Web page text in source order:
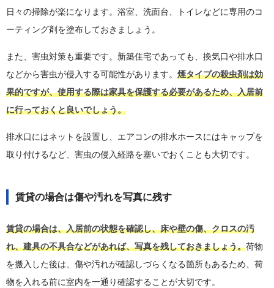
日々の掃除が楽になります。浴室、洗面台、トイレなどに専用のコ
ーティング剤を塗布しておきましょう。
また、害虫対策も重要です。新築住宅であっても、換気口や排水口
などから害虫が侵入する可能性があります。 煙タイプの殺虫剤は効
果的ですが、使用する際は家具を保護する必要があるため、入居前
に行っておくと良いでしょう。
排水口にはネットを設置し、エアコンの排水ホースにはキャップを
取り付けるなど、害虫の侵入経路を塞いでおくことも大切です。
賃貸の場合は傷や汚れを写真に残す
賃貸の場合は、入居前の状態を確認し、床や壁の傷、クロスの汚
れ、建具の不具合などがあれば、写真を残しておきましょう。荷物
を搬入した後は、傷や汚れが確認しづらくなる箇所もあるため、荷
物を入れる前に室内を一通り確認することが大切です。